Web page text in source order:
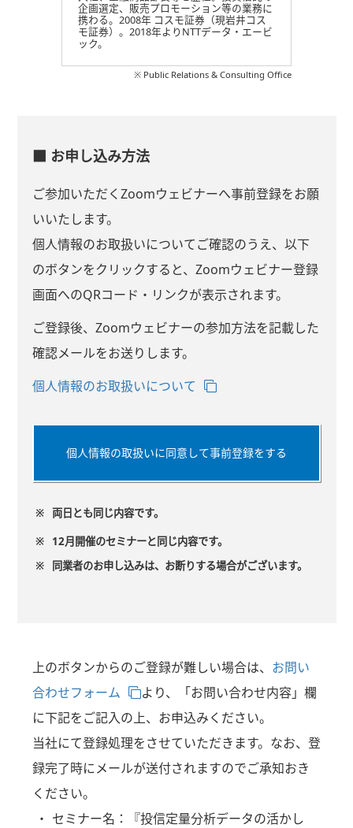
企画選定、販売プロモーション等の業務に
携わる。2008年 コスモ証券（現岩井コス
モ証券）。2018年よりNTTデータ・エービ
ック。
※ Public Relations & Consulting Office
■ お申し込み方法
ご参加いただくZoomウェビナーへ事前登録をお願
いいたします。
個人情報のお取扱いについてご確認のうえ、以下
のボタンをクリックすると、Zoomウェビナー登録
画面へのQRコード・リンクが表示されます。
ご登録後、Zoomウェビナーの参加方法を記載した
確認メールをお送りします。
個人情報のお取扱いについて
個人情報の取扱いに同意して事前登録をする
※ 両日とも同じ内容です。
※
12月開催のセミナーと同じ内容です。
※
同業者のお申し込みは、お断りする場合がございます。
上のボタンからのご登録が難しい場合は、 お問い
合わせフォーム
より、「お問い合わせ内容」欄
に下記をご記入の上、お申込みください。
当社にて登録処理をさせていただきます。なお、登
録完了時にメールが送付されますのでご承知おき
ください。
セミナー名：
『投信定量分析データの活かし